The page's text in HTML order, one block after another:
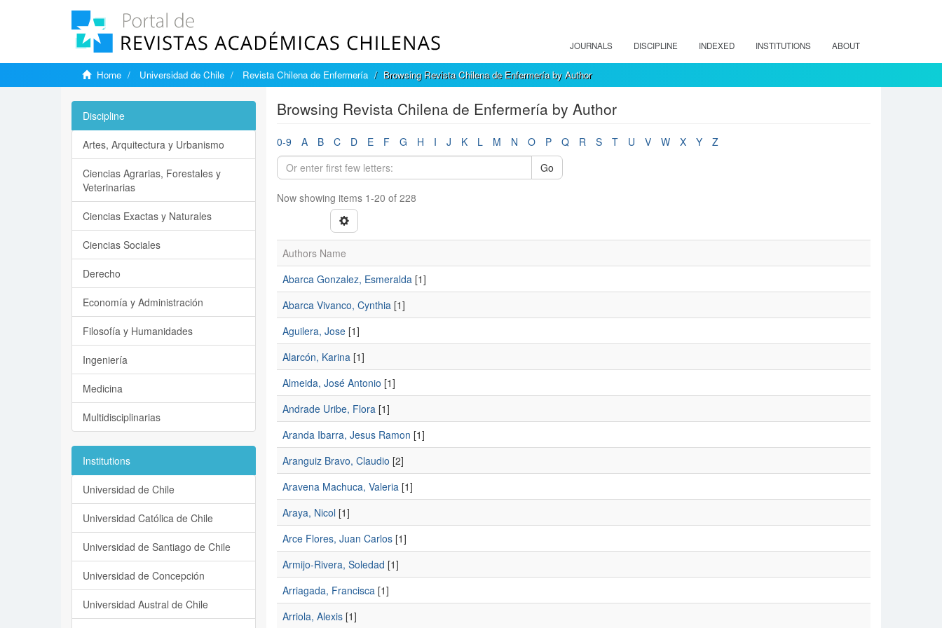
JOURNALS DISCIPLINE INDEXED INSTITUTIONS ABOUT
Home Universidad de Chile Revista Chilena de Enfermería Browsing Revista Chilena de Enfermería by Author
Browsing Revista Chilena de Enfermería by Author
0-9 A B C D E F G H I J K L M N O P Q R S T U V W X Y
Z
Go
Now showing items 1-20 of 228
Authors Name
Abarca Gonzalez, Esmeralda[1]
Abarca Vivanco, Cynthia[1]
Aguilera, Jose[1]
Alarcón, Karina[1]
Almeida, José Antonio [1]
Andrade Uribe, Flora[1]
Aranda Ibarra, Jesus Ramon [1]
Aranguiz Bravo, Claudio [2]
Aravena Machuca, Valeria[1]
Araya, Nicol[1]
Arce Flores, Juan Carlos[1]
Armijo-Rivera, Soledad [1]
Arriagada, Francisca[1]
Arriola, Alexis[1]
Discipline
Artes, Arquitectura y Urbanismo
Ciencias Agrarias, Forestales y
Veterinarias
Ciencias Exactas y Naturales
Ciencias Sociales
Derecho
Economía y Administración
Filosofía y Humanidades
Ingeniería
Medicina
Multidisciplinarias
Institutions
Universidad de Chile
Universidad Católica de Chile
Universidad de Santiago de Chile
Universidad de Concepción
Universidad Austral de Chile